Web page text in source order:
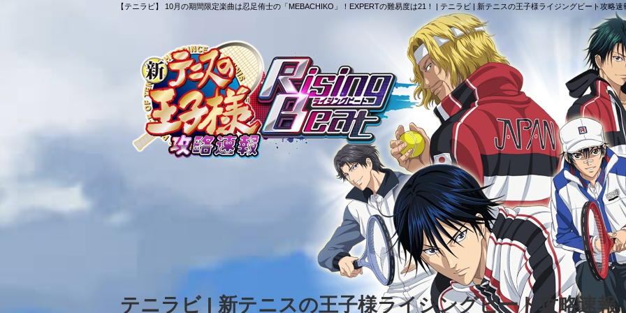
【テニラビ】 10月の期間限定楽曲は忍足侑士の「MEBACHIKO」！EXPERTの難易度は21！ | テニラビ | 新テニスの王子様ライジングビート攻略速
テニラビ | 新テニスの王子様ライジングビート攻略速報